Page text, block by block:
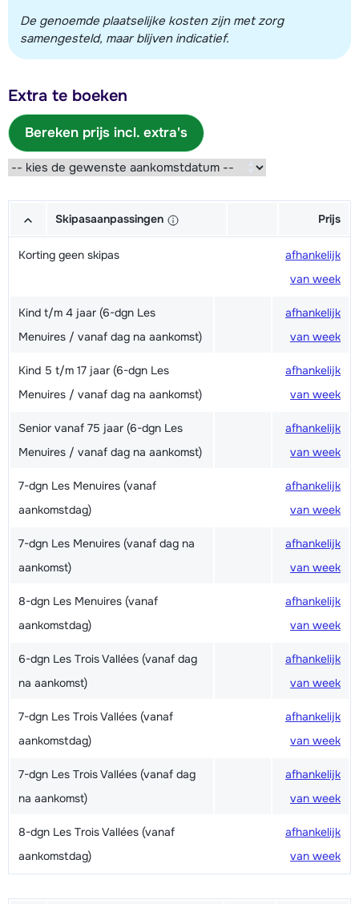
De genoemde plaatselijke kosten zijn met zorg
samengesteld, maar blijven indicatief.
Extra te boeken
Bereken prijs incl. extra's
Skipasaanpassingen Prijs
Korting geen skipas
afhankelijk
van week
Kind t/m 4 jaar (6-dgn Les
Menuires / vanaf dag na aankomst)
afhankelijk
van week
Kind 5 t/m 17 jaar (6-dgn Les
Menuires / vanaf dag na aankomst)
afhankelijk
van week
Senior vanaf 75 jaar (6-dgn Les
Menuires / vanaf dag na aankomst)
afhankelijk
van week
7-dgn Les Menuires (vanaf
aankomstdag)
afhankelijk
van week
7-dgn Les Menuires (vanaf dag na
aankomst)
afhankelijk
van week
8-dgn Les Menuires (vanaf
aankomstdag)
afhankelijk
van week
6-dgn Les Trois Vallées (vanaf dag
na aankomst)
afhankelijk
van week
7-dgn Les Trois Vallées (vanaf
aankomstdag)
afhankelijk
van week
7-dgn Les Trois Vallées (vanaf dag
na aankomst)
afhankelijk
van week
8-dgn Les Trois Vallées (vanaf
aankomstdag)
afhankelijk
van week